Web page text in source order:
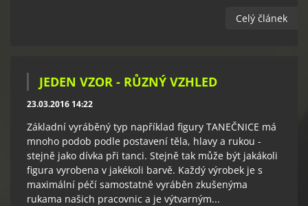
Celý článek
JEDEN VZOR - RŮZNÝ VZHLED
23.03.2016 14:22
Základní vyráběný typ například figury TANEČNICE má
mnoho podob podle postavení těla, hlavy a rukou -
stejně jako dívka při tanci. Stejně tak může být jakákoli
figura vyrobena v jakékoli barvě. Každý výrobek je s
maximální péčí samostatně vyráběn zkušenýma
rukama našich pracovnic a je výtvarným...